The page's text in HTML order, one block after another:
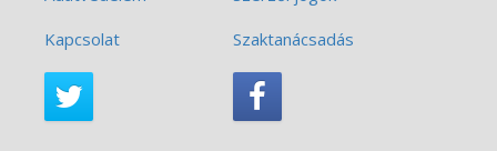
Kapcsolat
Szaktanácsadás